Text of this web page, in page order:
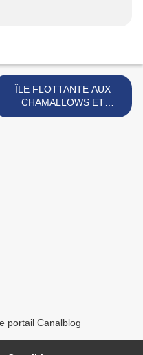
ÎLE FLOTTANTE AUX
CHAMALLOWS ET
CROQUANT AU CARAMEL
portail Canalblog